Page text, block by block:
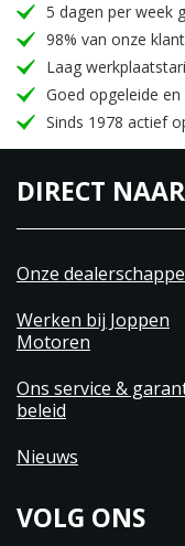
5 dagen per week
98% van onze
Laag
Goed opgeleide
Sinds 1978 actief
DIRECT
Onze
Werken bij Joppen
Motoren
Ons service &
beleid
Nieuws
VOLG ONS